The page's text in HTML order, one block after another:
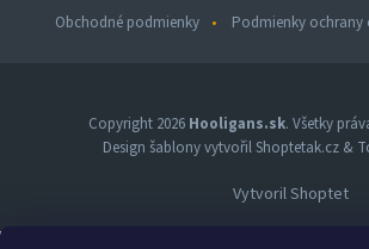
Obchodné podmienky Podmienky
e
Vytvoril Shoptet
Copyright 2026 Hooligans.sk. Všetky
Design šablony vytvořilShoptetak.cz&